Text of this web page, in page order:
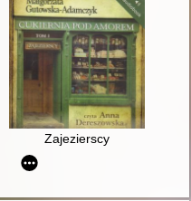
Zajezierscy